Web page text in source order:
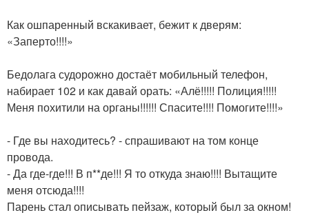
Как ошпаренный вскакивает, бежит к дверям:
«Заперто!!!!»
Бедолага судорожно достаёт мобильный телефон,
набирает 102 и как давай орать: «Алё!!!!! Полиция!!!!!
Меня похитили на органы!!!!!! Спасите!!!! Помогите!!!!»
- Где вы находитесь? - спрашивают на том конце
провода.
- Да где-где!!! В п**де!!! Я то откуда знаю!!!! Вытащите
меня отсюда!!!!
Парень стал описывать пейзаж, который был за окном!